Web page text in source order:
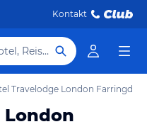
Kontakt
Hotel, Reiseziel
Travelodge London Farringdon
London